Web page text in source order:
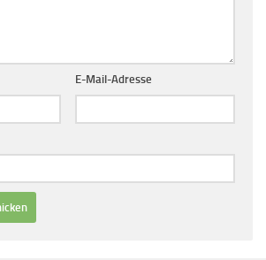
E-Mail-Adresse